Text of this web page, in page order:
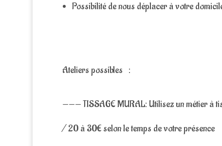
Possibilité de nous déplacer à votre
Ateliers possibles :
——— TISSAGE MURAL: Utilisez un métier à
/ 20 à 30€ selon le temps de votre présence